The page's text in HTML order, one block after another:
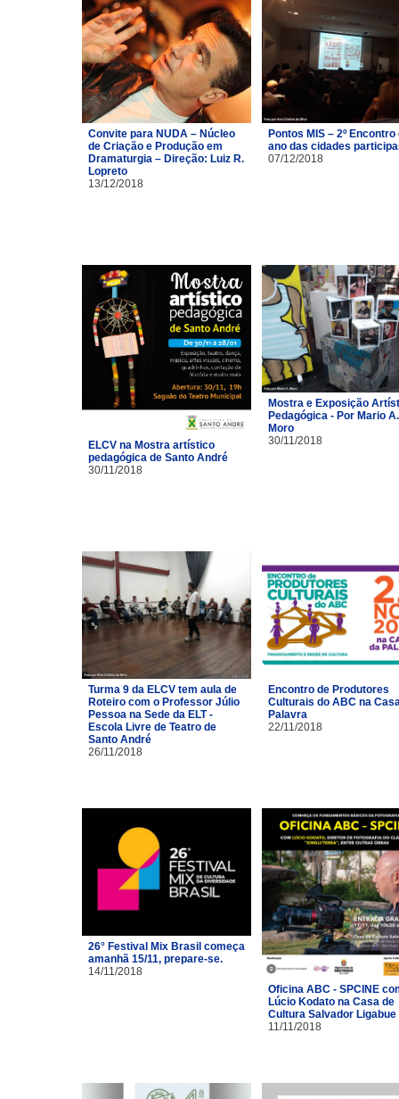
Convite para NUDA – Núcleo
de Criação e Produção em
Dramaturgia – Direção: Luiz R.
Lopreto
13/12/2018
Pontos MIS – 2º Encontro
ano das cidades
07/12/2018
ELCV na Mostra artístico
pedagógica de Santo André
30/11/2018
Mostra e Exposição
Pedagógica - Por Mario A.
Moro
30/11/2018
Turma 9 da ELCV tem aula de
Roteiro com o Professor Júlio
Pessoa na Sede da ELT -
Escola Livre de Teatro de
Santo André
26/11/2018
Encontro de Produtores
Culturais do ABC na
Palavra
22/11/2018
26° Festival Mix Brasil começa
amanhã 15/11, prepare-se.
14/11/2018
Oficina ABC - SPCINE
Lúcio Kodato na Casa de
Cultura Salvador Ligabue
11/11/2018